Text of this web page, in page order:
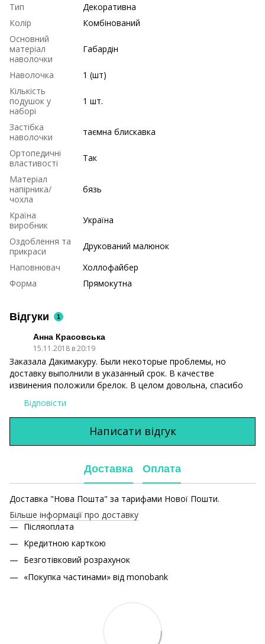
Тип
Декоративна
Колір
Комбінований
Основний
матеріал
наволочки
Габардін
Наволочка
1 (шт)
Кількість
подушок у
наборі
1 шт.
Застібка
наволочки
таємна блискавка
Ортопедичні
властивості
Так
Матеріал
напірника/
чохла
бязь
Країна
виробник
Україна
Оздоблення та
прикраси
Друкований малюнок
Наповнювач
Холлофайбер
Форма
Прямокутна
Відгуки 1
Анна Красовська
15.11.2018 в 20:19
Заказала Дакимакуру. Были некоторые проблемы, но
доставку выполнили в указанный срок. В качестве
извинения положили брелок. В целом довольна, спасибо
Відповісти
Написати відгук
Доставка Оплата
Доставка "Нова Пошта" за тарифами Нової Пошти.
Більше інформації про доставку
Післяоплата
Кредитною карткою
Безготівковий розрахунок
«Покупка частинами» від monobank